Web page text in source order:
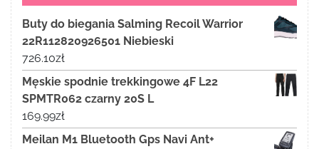
Buty do biegania Salming Recoil Warrior
22R112820926501 Niebieski
726.10zł
Męskie spodnie trekkingowe 4F L22
SPMTR062 czarny 20S L
169.99zł
Meilan M1 Bluetooth Gps Navi Ant+